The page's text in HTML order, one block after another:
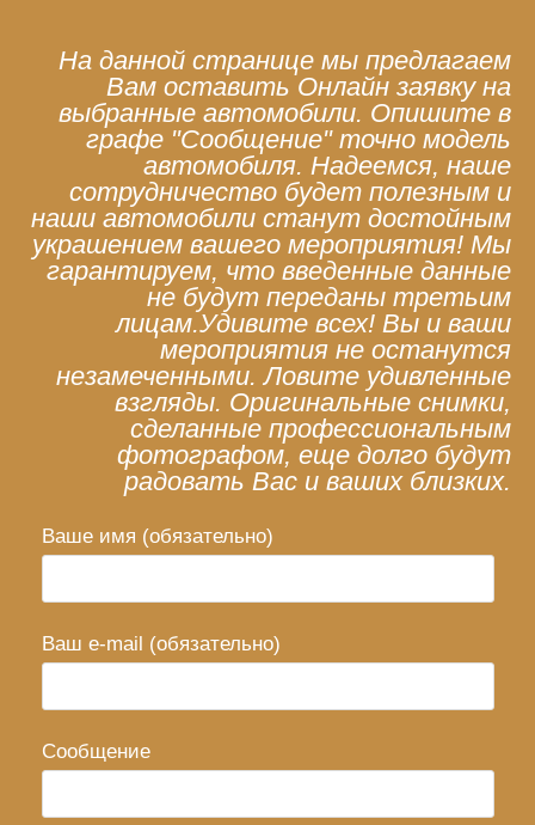
На данной странице мы предлагаем
Вам оставить Онлайн заявку на
выбранные автомобили. Опишите в
графе "Сообщение" точно модель
автомобиля. Надеемся, наше
сотрудничество будет полезным и
наши автомобили станут достойным
украшением вашего мероприятия! Мы
гарантируем, что введенные данные
не будут переданы третьим
лицам.Удивите всех! Вы и ваши
мероприятия не останутся
незамеченными. Ловите удивленные
взгляды. Оригинальные снимки,
сделанные профессиональным
фотографом, еще долго будут
радовать Вас и ваших близких.
Ваше имя (обязательно)
Ваш e-mail (обязательно)
Сообщение